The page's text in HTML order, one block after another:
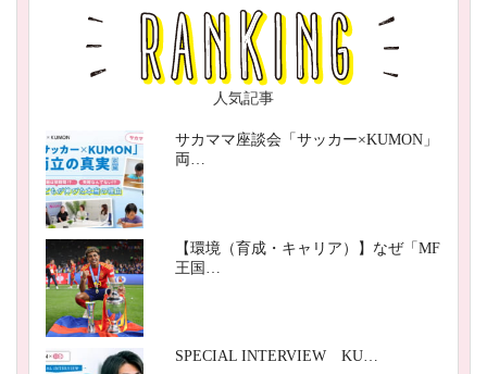
人気記事
サカママ座談会「サッカー×KUMON」
両…
【環境（育成・キャリア）】なぜ「MF
王国…
SPECIAL INTERVIEW KU…